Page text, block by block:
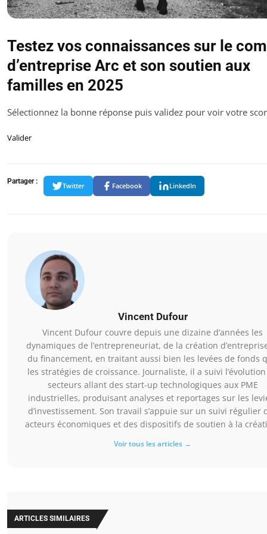
Testez vos connaissances sur le
d’entreprise Arc et son soutien aux
familles en 2025
Sélectionnez la bonne réponse puis validez pour voir votre
Valider
Partager :
Twitter Facebook LinkedIn
Vincent Dufour
Vincent Dufour couvre depuis une dizaine d’années les
dynamiques de l’entrepreneuriat, de la création
du financement, en traitant aussi bien les levées de fonds
les stratégies de croissance. Journaliste, il a suivi
secteurs allant des start-up technologiques aux PME
industrielles, produisant analyses et reportages sur les
d’investissement. Son travail s’appuie sur un suivi régulier
acteurs économiques et des dispositifs de soutien à la
Voir tous les articles →
ARTICLES SIMILAIRES